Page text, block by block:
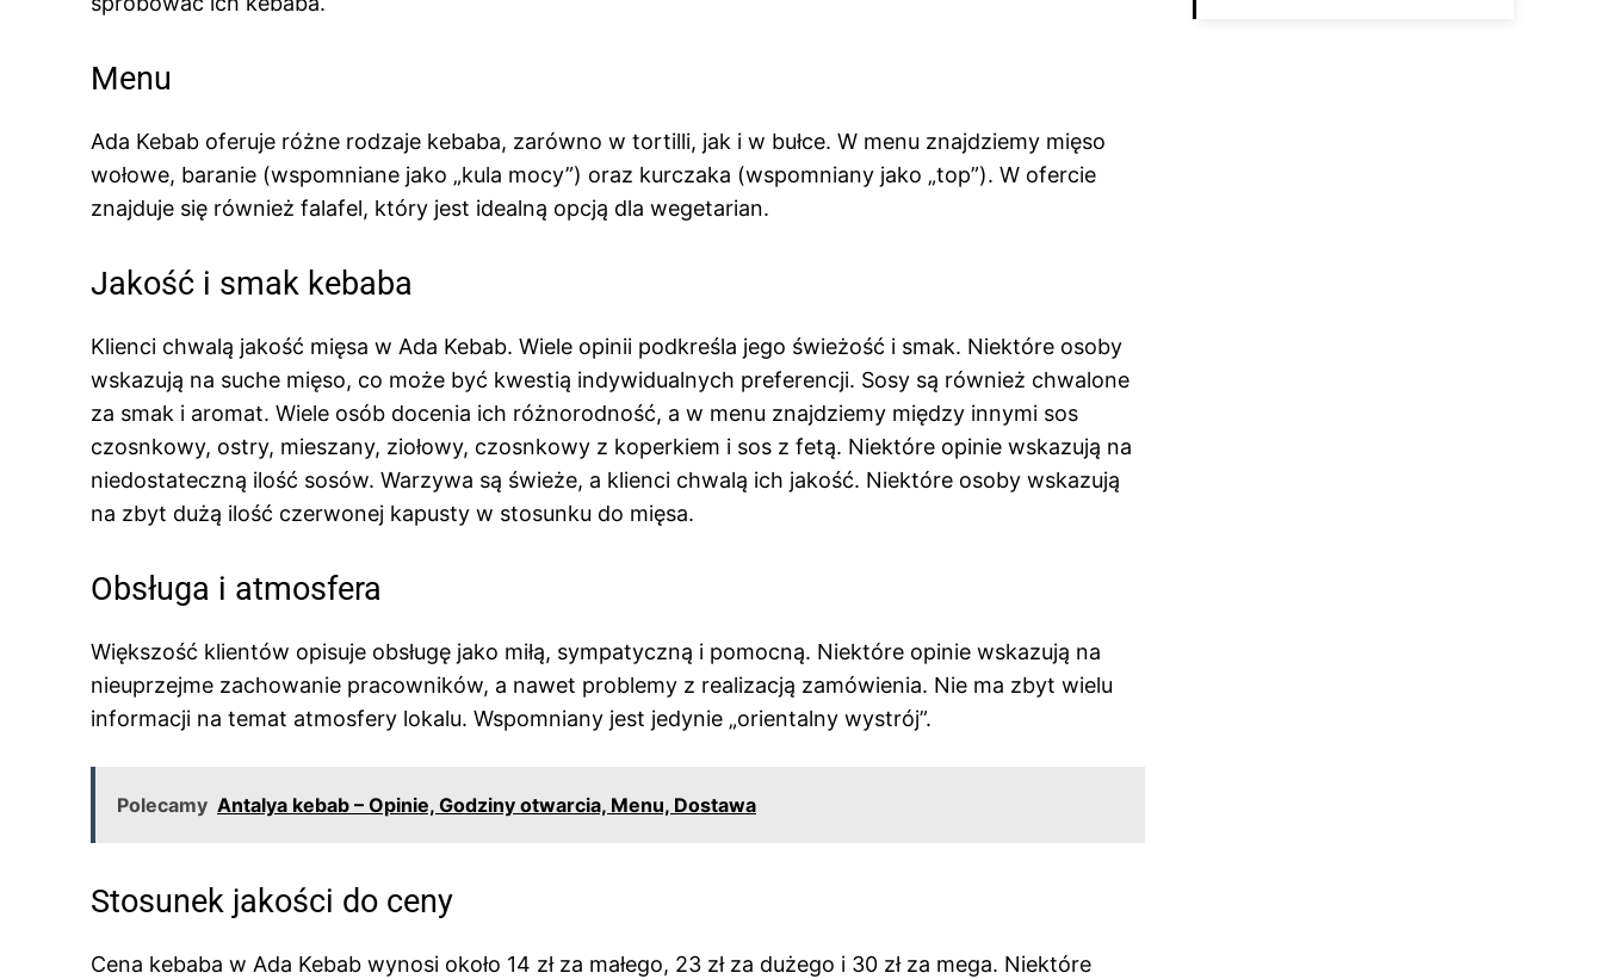
Menu
Ada Kebab oferuje różne rodzaje kebaba, zarówno w tortilli, jak i w bułce. W menu znajdziemy mięso
wołowe, baranie (wspomniane jako „kula mocy”) oraz kurczaka (wspomniany jako „top”). W ofercie
znajduje się również falafel, który jest idealną opcją dla wegetarian.
Jakość i smak kebaba
Klienci chwalą jakość mięsa w Ada Kebab. Wiele opinii podkreśla jego świeżość i smak. Niektóre osoby
wskazują na suche mięso, co może być kwestią indywidualnych preferencji. Sosy są również chwalone
za smak i aromat. Wiele osób docenia ich różnorodność, a w menu znajdziemy między innymi sos
czosnkowy, ostry, mieszany, ziołowy, czosnkowy z koperkiem i sos z fetą. Niektóre opinie wskazują na
niedostateczną ilość sosów. Warzywa są świeże, a klienci chwalą ich jakość. Niektóre osoby wskazują
na zbyt dużą ilość czerwonej kapusty w stosunku do mięsa.
Obsługa i atmosfera
Większość klientów opisuje obsługę jako miłą, sympatyczną i pomocną. Niektóre opinie wskazują na
nieuprzejme zachowanie pracowników, a nawet problemy z realizacją zamówienia. Nie ma zbyt wielu
informacji na temat atmosfery lokalu. Wspomniany jest jedynie „orientalny wystrój”.
Polecamy Antalya kebab – Opinie, Godziny otwarcia, Menu, Dostawa
Stosunek jakości do ceny
Cena kebaba w Ada Kebab wynosi około 14 zł za małego, 23 zł za dużego i 30 zł za mega. Niektóre